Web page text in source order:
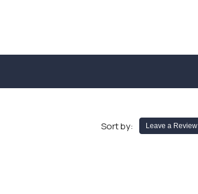
Sort by: Leave a Review